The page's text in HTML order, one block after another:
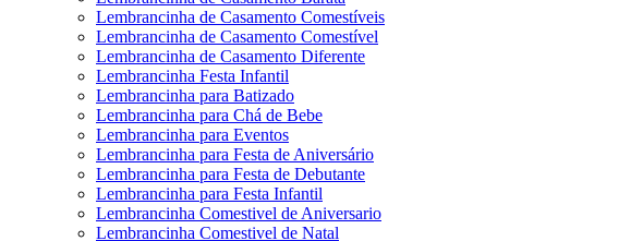
Lembrancinha de Casamento Comestíveis
Lembrancinha de Casamento Comestível
Lembrancinha de Casamento Diferente
Lembrancinha Festa Infantil
Lembrancinha para Batizado
Lembrancinha para Chá de Bebe
Lembrancinha para Eventos
Lembrancinha para Festa de Aniversário
Lembrancinha para Festa de Debutante
Lembrancinha para Festa Infantil
Lembrancinha Comestivel de Aniversario
Lembrancinha Comestivel de Natal